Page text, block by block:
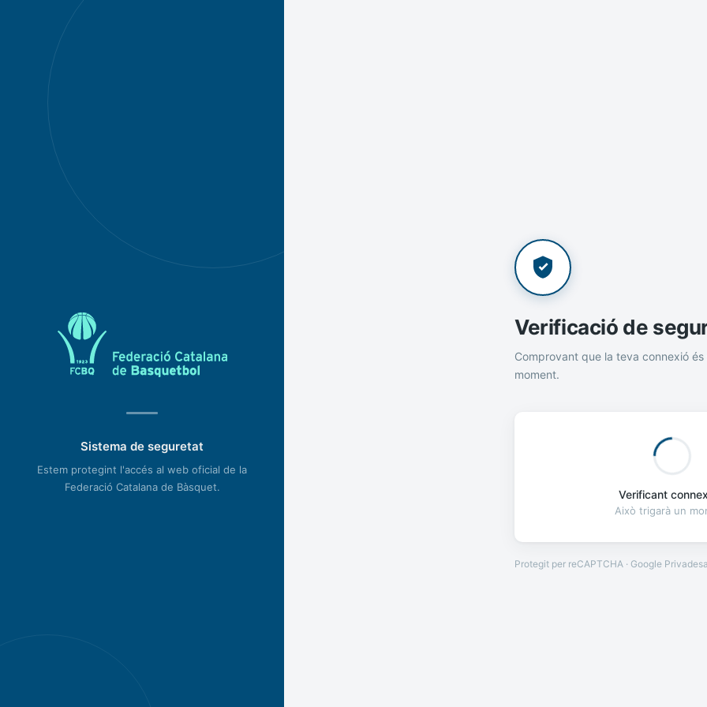
Sistema de seguretat
Estem protegint l'accés al web oficial de la
Federació Catalana de Bàsquet.
Verificació de
Comprovant que la teva connexió és
moment.
Verificant
Això trigarà un
Protegit per reCAPTCHA · Google Privadesa